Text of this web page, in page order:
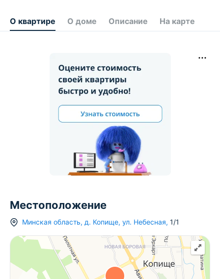
О квартире О доме Описание На карте
Местоположение
Минская область, д. Копище, ул. Небесная, 1/1